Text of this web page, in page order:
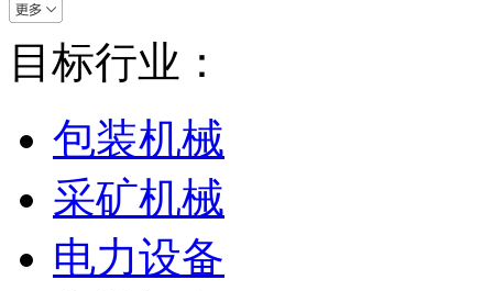
目标行业：
包装机械
采矿机械
电力设备